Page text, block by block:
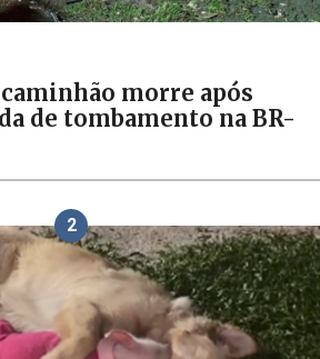
morre após
de tombamento na BR-
2